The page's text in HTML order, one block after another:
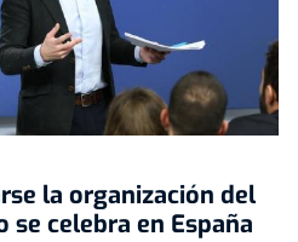
la organización del
celebra en España